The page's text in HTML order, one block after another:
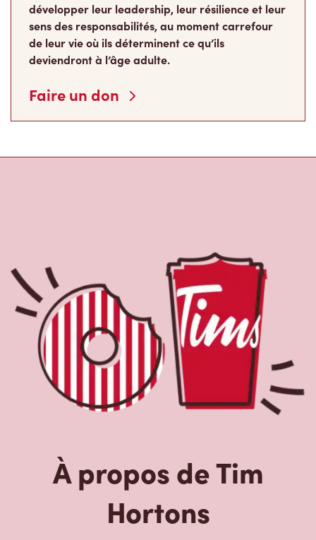
développer leur leadership, leur résilience et leur
sens des responsabilités, au moment carrefour
de leur vie où ils déterminent ce qu’ils
deviendront à l’âge adulte.
Faire un don
À propos de Tim
Hortons